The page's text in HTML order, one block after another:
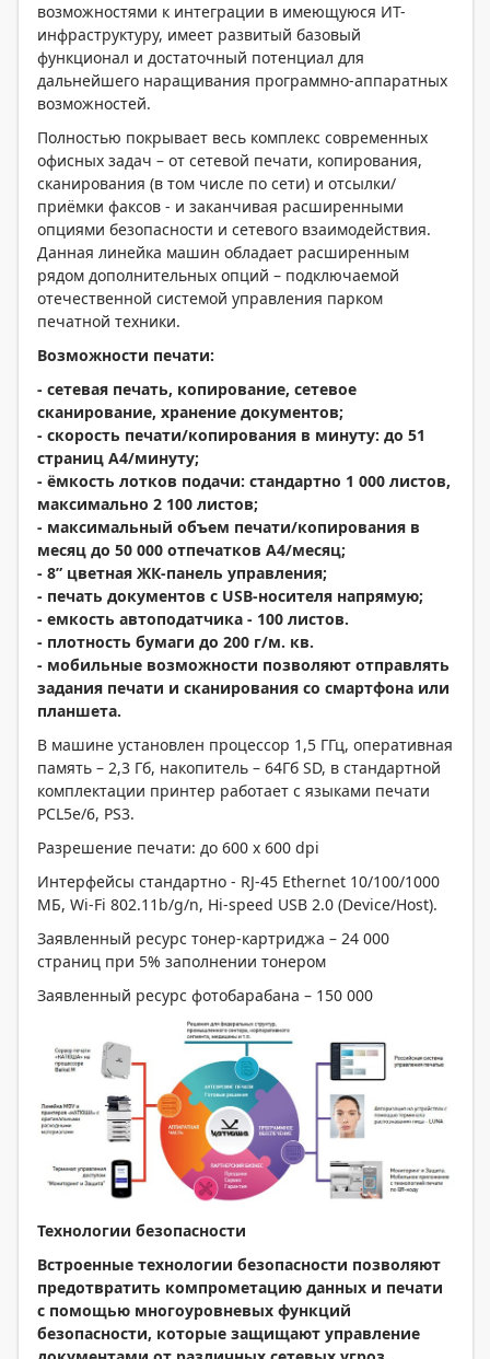
возможностями к интеграции в имеющуюся ИТ-
инфраструктуру, имеет развитый базовый
функционал и достаточный потенциал для
дальнейшего наращивания программно-аппаратных
возможностей.
Полностью покрывает весь комплекс современных
офисных задач – от сетевой печати, копирования,
сканирования (в том числе по сети) и отсылки/
приёмки факсов - и заканчивая расширенными
опциями безопасности и сетевого взаимодействия.
Данная линейка машин обладает расширенным
рядом дополнительных опций – подключаемой
отечественной системой управления парком
печатной техники.
Возможности печати:
- сетевая печать, копирование, сетевое
сканирование, хранение документов;
- скорость печати/копирования в минуту: до 51
страниц А4/минуту;
- ёмкость лотков подачи: стандартно 1 000 листов,
максимально 2 100 листов;
- максимальный объем печати/копирования в
месяц до 50 000 отпечатков А4/месяц;
- 8” цветная ЖК-панель управления;
- печать документов с USB-носителя напрямую;
- емкость автоподатчика - 100 листов.
- плотность бумаги до 200 г/м. кв.
- мобильные возможности позволяют отправлять
задания печати и сканирования со смартфона или
планшета.
В машине установлен процессор 1,5 ГГц, оперативная
память – 2,3 Гб, накопитель – 64Гб SD, в стандартной
комплектации принтер работает с языками печати
PCL5e/6, PS3.
Разрешение печати: до 600 x 600 dpi
Интерфейсы стандартно - RJ-45 Ethernet 10/100/1000
МБ, Wi-Fi 802.11b/g/n, Hi-speed USB 2.0 (Device/Host).
Заявленный ресурс тонер-картриджа – 24 000
страниц при 5% заполнении тонером
Заявленный ресурс фотобарабана – 150 000
Технологии безопасности
Встроенные технологии безопасности позволяют
предотвратить компрометацию данных и печати
с помощью многоуровневых функций
безопасности, которые защищают управление